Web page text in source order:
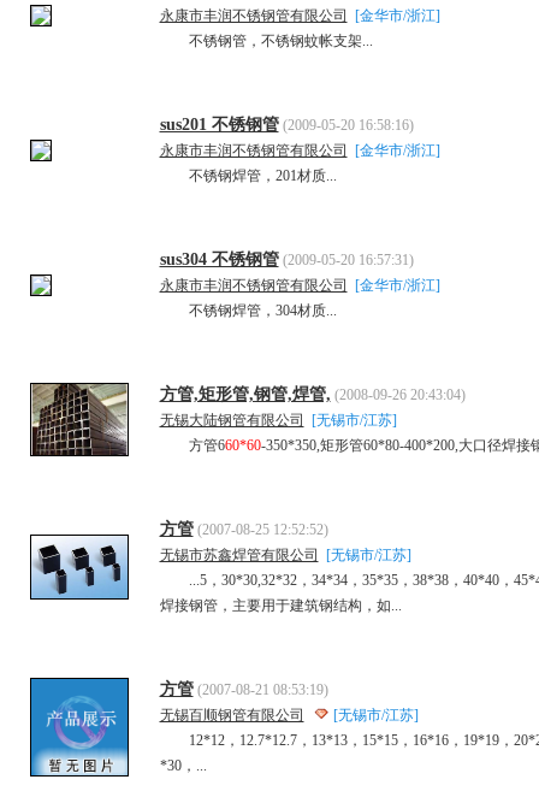
永康市丰润不锈钢管有限公司
[金华市/浙江]
不锈钢管，不锈钢蚊帐支架...
sus201 不锈钢管 (2009-05-20 16:58:16)
永康市丰润不锈钢管有限公司
[金华市/浙江]
不锈钢焊管，201材质...
sus304 不锈钢管 (2009-05-20 16:57:31)
永康市丰润不锈钢管有限公司
[金华市/浙江]
不锈钢焊管，304材质...
方管,矩形管,钢管,焊管, (2008-09-26 20:43:04)
无锡大陆钢管有限公司
[无锡市/江苏]
方管660*60-350*350,矩形管60*80-400*200,大口径焊
方管 (2007-08-25 12:52:52)
无锡市苏鑫焊管有限公司
[无锡市/江苏]
...5，30*30,32*32，34*34，35*35，38*38，40*40，
焊接钢管，主要用于建筑钢结构，如...
方管 (2007-08-21 08:53:19)
无锡百顺钢管有限公司
[无锡市/江苏]
12*12，12.7*12.7，13*13，15*15，16*16，19*19，
*30，...